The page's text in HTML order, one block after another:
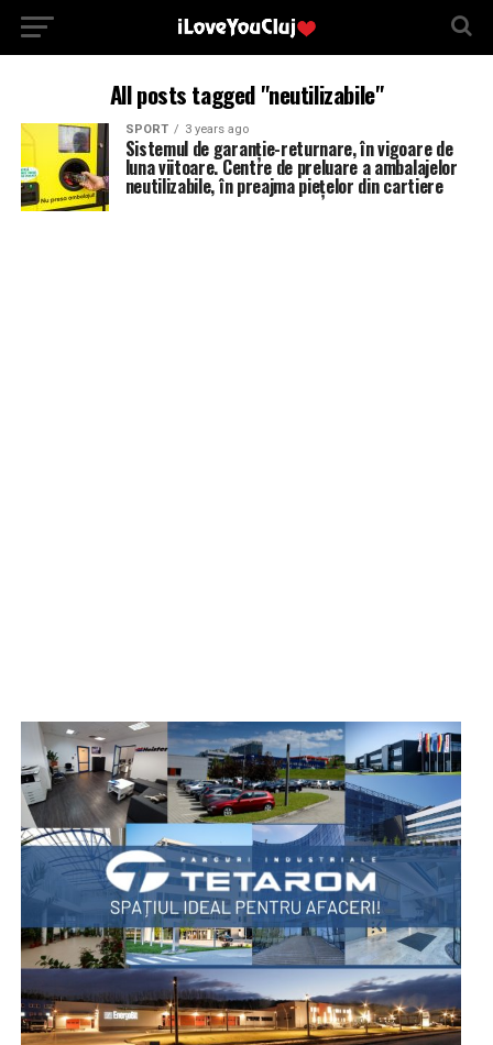
All posts tagged "neutilizabile"
SPORT 3 years ago
Sistemul de garanție-returnare, în vigoare de
luna viitoare. Centre de preluare a ambalajelor
neutilizabile, în preajma piețelor din cartiere